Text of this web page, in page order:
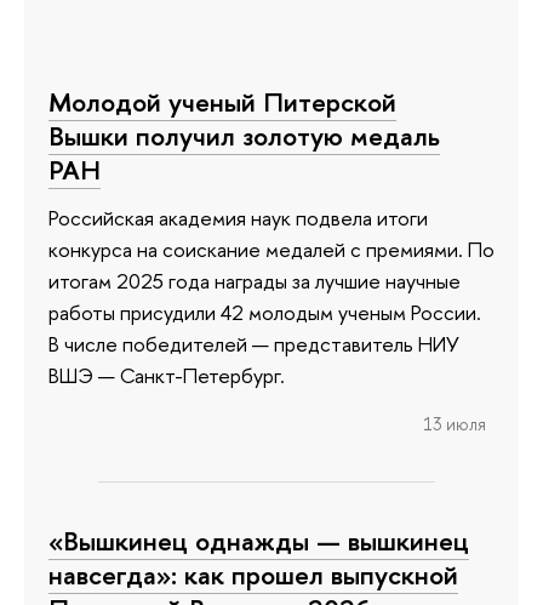
Молодой ученый Питерской
Вышки получил золотую медаль
РАН
Российская академия наук подвела итоги
конкурса на соискание медалей с премиями. По
итогам 2025 года награды за лучшие научные
работы присудили 42 молодым ученым России.
В числе победителей — представитель НИУ
ВШЭ — Санкт-Петербург.
13 июля
«Вышкинец однажды — вышкинец
навсегда»: как прошел выпускной